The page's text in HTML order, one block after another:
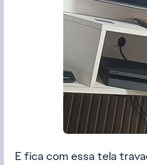
E fica com essa tela